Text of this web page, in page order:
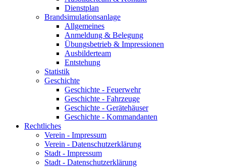
Dienstplan
Brandsimulationsanlage
Allgemeines
Anmeldung & Belegung
Übungsbetrieb & Impressionen
Ausbilderteam
Entstehung
Statistik
Geschichte
Geschichte - Feuerwehr
Geschichte - Fahrzeuge
Geschichte - Gerätehäuser
Geschichte - Kommandanten
Rechtliches
Verein - Impressum
Verein - Datenschutzerklärung
Stadt - Impressum
Stadt - Datenschutzerklärung